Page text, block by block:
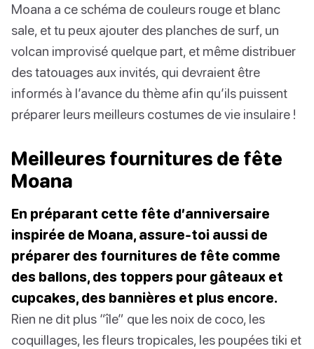
Moana a ce schéma de couleurs rouge et blanc
sale, et tu peux ajouter des planches de surf, un
volcan improvisé quelque part, et même distribuer
des tatouages aux invités, qui devraient être
informés à l’avance du thème afin qu’ils puissent
préparer leurs meilleurs costumes de vie insulaire !
Meilleures fournitures de fête
Moana
En préparant cette fête d’anniversaire
inspirée de Moana, assure-toi aussi de
préparer des fournitures de fête comme
des ballons, des toppers pour gâteaux et
cupcakes, des bannières et plus encore.
Rien ne dit plus “île” que les noix de coco, les
coquillages, les fleurs tropicales, les poupées tiki et